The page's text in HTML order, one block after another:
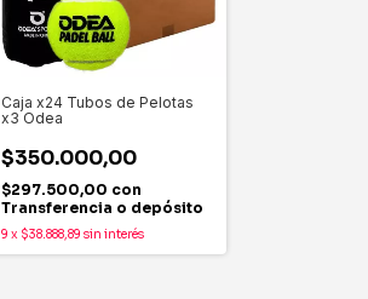
Caja x24 Tubos de Pelotas
x3 Odea
$350.000,00
$297.500,00 con
Transferencia o depósito
9 x $38.888,89 sin interés